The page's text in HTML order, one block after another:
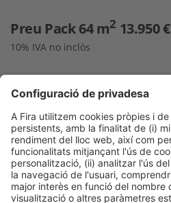
Preu Pack 64 m2 13.950 €
10% IVA no inclòs
Possibilitat de
personalitzar el teu
stand amb una
lona
1 Lona 305,5 x 249 cm684 €
2 Lones 305,5 x 249 cm1.210,15 €